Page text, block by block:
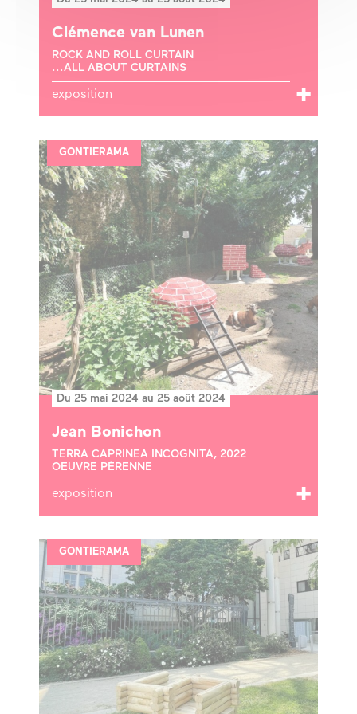
Clémence van Lunen
ROCK AND ROLL CURTAIN
...ALL ABOUT CURTAINS
exposition
GONTIERAMA
Du 25 mai 2024 au 25 août 2024
Jean Bonichon
TERRA CAPRINEA INCOGNITA, 2022
OEUVRE PÉRENNE
exposition
GONTIERAMA